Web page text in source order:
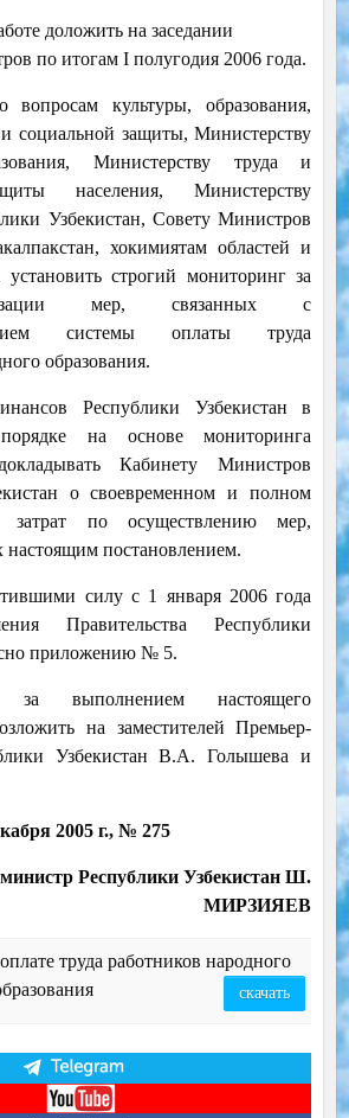
доложить на заседании
по итогам I полугодия 2006 года.
культуры, образования,
и социальной защиты, Министерству
Министерству труда и
населения, Министерству
Узбекистан, Совету Министров
хокимиятам областей и
строгий мониторинг за
мер, связанных с
системы оплаты труда
образования.
Республики Узбекистан в
на основе мониторинга
Кабинету Министров
о своевременном и полном
затрат по осуществлению мер,
настоящим постановлением.
силу с 1 января 2006 года
Правительства Республики
приложению № 5.
выполнением настоящего
на заместителей Премьер-
Узбекистан В.А. Голышева и
2005 г., № 275
Республики Узбекистан Ш.
МИРЗИЯЕВ
труда работников народного
скачать